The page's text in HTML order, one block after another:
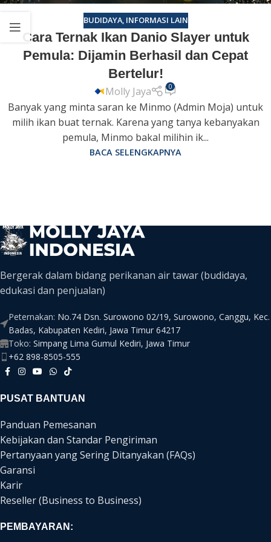
BUDIDAYA, INFORMASI LAIN
Cara Ternak Ikan Danio Slayer untuk
Pemula: Dijamin Berhasil dan Cepat
Bertelur!
Molly Jaya 0
Banyak yang minta saran ke Minmo (Admin Moja) untuk
milih ikan buat ternak. Karena yang tanya kebanyakan
pemula, Minmo bakal milihin ik...
BACA SELENGKAPNYA
Bergerak dalam bidang perikanan air tawar (budidaya,
edukasi dan penjualan)
Peternakan: No.74 Dsn. Surowono 02/19, Surowono, Canggu, Kec.
Badas, Kabupaten Kediri, Jawa Timur 64217
Toko: Simpang Lima Gumul Kediri, Jawa Timur
+62 898-8505-555
PUSAT BANTUAN
Panduan Pemesanan
Kebijakan dan Standar Pengiriman
Pertanyaan yang Sering Ditanyakan (FAQs)
Garansi
Karir
Reseller (Business to Business)
PEMBAYARAN: